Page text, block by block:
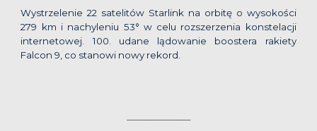
Wystrzelenie 22 satelitów Starlink na orbitę o wysokości
279 km i nachyleniu 53° w celu rozszerzenia konstelacji
internetowej. 100. udane lądowanie boostera rakiety
Falcon 9, co stanowi nowy rekord.